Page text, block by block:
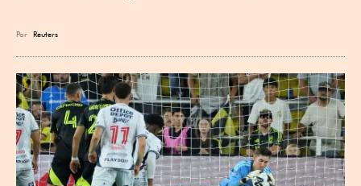
Por Reuters